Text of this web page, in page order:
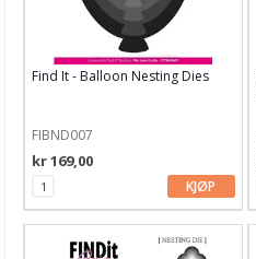
Avery Elle dies
Bind-it-all & Cinch
Carlijn Design
Concord & 9th
CottageCutz
Find It - Balloon Nesting Dies
FIBND007
kr 169,00
KJØP